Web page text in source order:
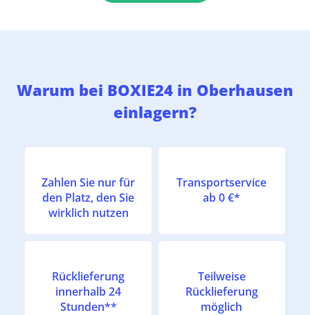
Warum bei BOXIE24 in Oberhausen
einlagern?
Zahlen Sie nur für
den Platz, den Sie
wirklich nutzen
Transportservice
ab 0 €*
Rücklieferung
innerhalb 24
Stunden**
Teilweise
Rücklieferung
möglich